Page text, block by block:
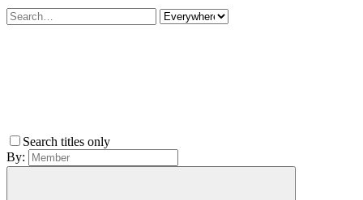
Search titles only
By: